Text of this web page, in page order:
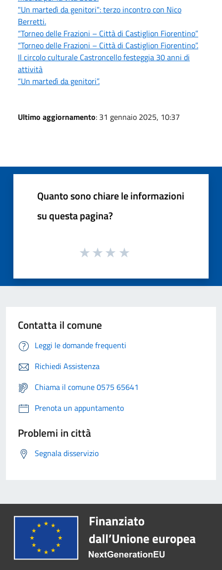
"Un martedì da genitori": terzo incontro con Nico
Berretti.
“Torneo delle Frazioni – Città di Castiglion Fiorentino”
“Torneo delle Frazioni – Città di Castiglion Fiorentino”.
Il circolo culturale Castroncello festeggia 30 anni di
attività
“Un martedì da genitori”.
Ultimo aggiornamento: 31 gennaio 2025, 10:37
Quanto sono chiare le informazioni
su questa pagina?
Contatta il comune
Leggi le domande frequenti
Richiedi Assistenza
Chiama il comune 0575 65641
Prenota un appuntamento
Problemi in città
Segnala disservizio